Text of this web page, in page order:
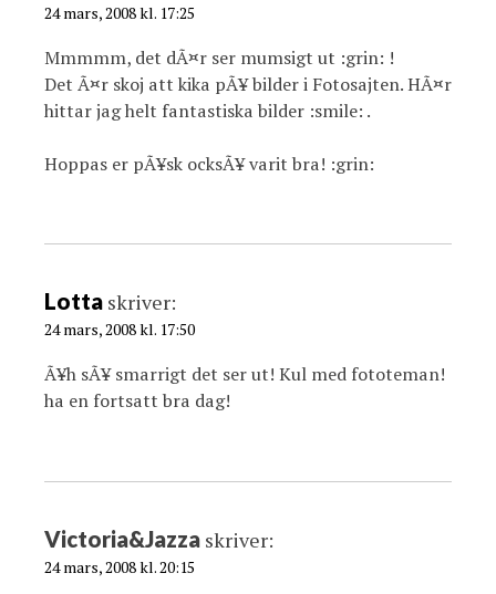
24 mars, 2008 kl. 17:25
Mmmmm, det dÃ¤r ser mumsigt ut :grin: !
Det Ã¤r skoj att kika pÃ¥ bilder i Fotosajten. HÃ¤r
hittar jag helt fantastiska bilder :smile: .
Hoppas er pÃ¥sk ocksÃ¥ varit bra! :grin:
Lotta skriver:
24 mars, 2008 kl. 17:50
Ã¥h sÃ¥ smarrigt det ser ut! Kul med fototeman!
ha en fortsatt bra dag!
Victoria&Jazza skriver:
24 mars, 2008 kl. 20:15